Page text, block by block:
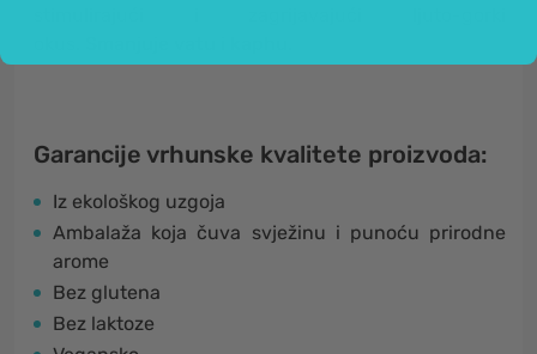
Garancije vrhunske kvalitete proizvoda:
Iz ekološkog uzgoja
Ambalaža koja čuva svježinu i punoću prirodne
arome
Bez glutena
Bez laktoze